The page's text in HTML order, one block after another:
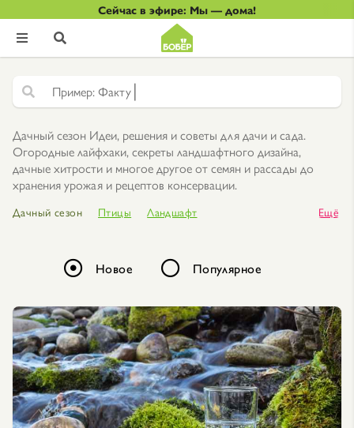
Сейчас в эфире: Мы — дома!
 
Факту
Дачный сезон Идеи, решения и советы для дачи и сада.
Огородные лайфхаки, секреты ландшафтного дизайна,
дачные хитрости и многое другое от семян и рассады до
хранения урожая и рецептов консервации.
Дачный сезон Птицы
Ландшафт
баня
Деревья и кустарники
Работы в саду
Рассада Лайфхаки для сада
Растения
Семена
Животные Лекарственные растения
Ещё
Новое Популярное